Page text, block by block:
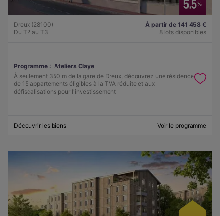
Dreux (28100)
Du T2 au T3
À partir de 141 458 €
8 lots disponibles
Programme : Ateliers Claye
À seulement 350 m de la gare de Dreux, découvrez une résidence
de 15 appartements éligibles à la TVA réduite et aux
défiscalisations pour l'investissement
Découvrir les biens Voir le programme